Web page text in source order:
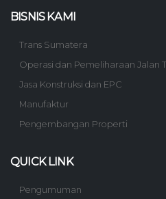
BISNIS KAMI
Trans Sumatera
Operasi dan Pemeliharaan Jalan
Jasa Konstruksi dan EPC
Manufaktur
Pengembangan Properti
QUICK LINK
Pengumuman